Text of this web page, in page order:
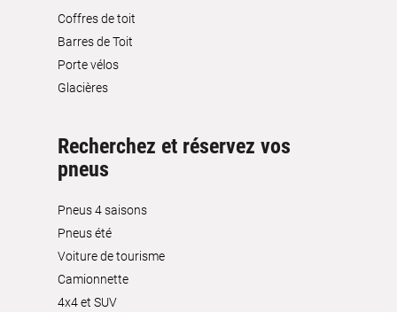
Coffres de toit
Barres de Toit
Porte vélos
Glacières
Recherchez et réservez vos
pneus
Pneus 4 saisons
Pneus été
Voiture de tourisme
Camionnette
4x4 et SUV